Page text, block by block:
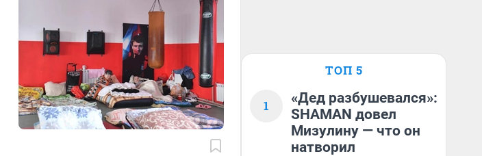
ТОП 5
1
«Дед разбушевался»:
SHAMAN довел
Мизулину — что он
натворил